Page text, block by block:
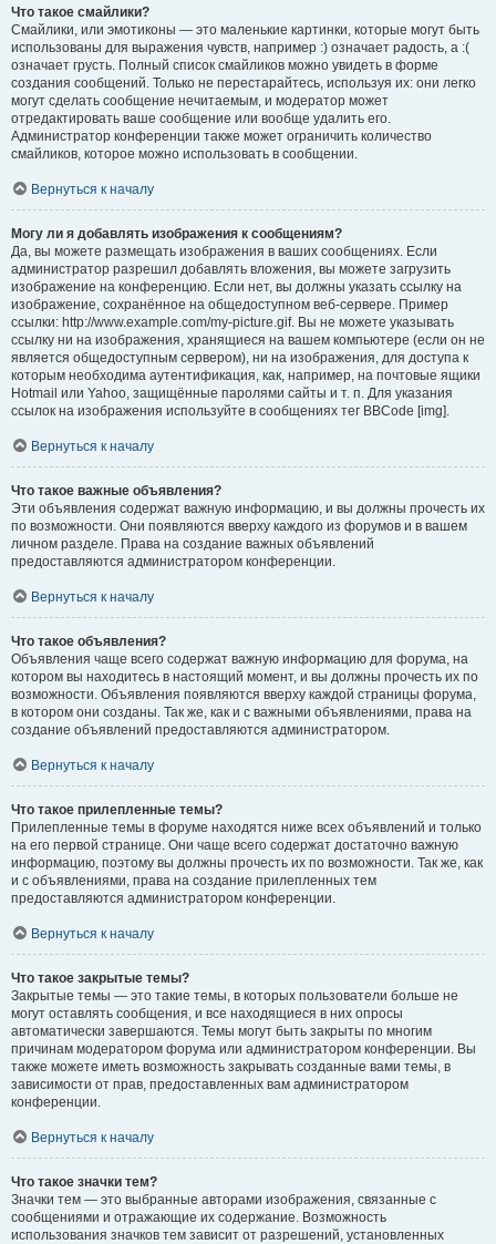
Что такое смайлики?
Смайлики, или эмотиконы — это маленькие картинки, которые могут быть
использованы для выражения чувств, например :) означает радость, а :(
означает грусть. Полный список смайликов можно увидеть в форме
создания сообщений. Только не перестарайтесь, используя их: они легко
могут сделать сообщение нечитаемым, и модератор может
отредактировать ваше сообщение или вообще удалить его.
Администратор конференции также может ограничить количество
смайликов, которое можно использовать в сообщении.
Вернуться к началу
Могу ли я добавлять изображения к сообщениям?
Да, вы можете размещать изображения в ваших сообщениях. Если
администратор разрешил добавлять вложения, вы можете загрузить
изображение на конференцию. Если нет, вы должны указать ссылку на
изображение, сохранённое на общедоступном веб-сервере. Пример
ссылки: http://www.example.com/my-picture.gif. Вы не можете указывать
ссылку ни на изображения, хранящиеся на вашем компьютере (если он не
является общедоступным сервером), ни на изображения, для доступа к
которым необходима аутентификация, как, например, на почтовые ящики
Hotmail или Yahoo, защищённые паролями сайты и т. п. Для указания
ссылок на изображения используйте в сообщениях тег BBCode [img].
Вернуться к началу
Что такое важные объявления?
Эти объявления содержат важную информацию, и вы должны прочесть их
по возможности. Они появляются вверху каждого из форумов и в вашем
личном разделе. Права на создание важных объявлений
предоставляются администратором конференции.
Вернуться к началу
Что такое объявления?
Объявления чаще всего содержат важную информацию для форума, на
котором вы находитесь в настоящий момент, и вы должны прочесть их по
возможности. Объявления появляются вверху каждой страницы форума,
в котором они созданы. Так же, как и с важными объявлениями, права на
создание объявлений предоставляются администратором.
Вернуться к началу
Что такое прилепленные темы?
Прилепленные темы в форуме находятся ниже всех объявлений и только
на его первой странице. Они чаще всего содержат достаточно важную
информацию, поэтому вы должны прочесть их по возможности. Так же, как
и с объявлениями, права на создание прилепленных тем
предоставляются администратором конференции.
Вернуться к началу
Что такое закрытые темы?
Закрытые темы — это такие темы, в которых пользователи больше не
могут оставлять сообщения, и все находящиеся в них опросы
автоматически завершаются. Темы могут быть закрыты по многим
причинам модератором форума или администратором конференции. Вы
также можете иметь возможность закрывать созданные вами темы, в
зависимости от прав, предоставленных вам администратором
конференции.
Вернуться к началу
Что такое значки тем?
Значки тем — это выбранные авторами изображения, связанные с
сообщениями и отражающие их содержание. Возможность
использования значков тем зависит от разрешений, установленных